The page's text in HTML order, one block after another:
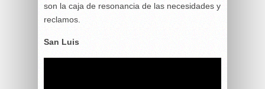
son la caja de resonancia de las necesidades y
reclamos.
San Luis